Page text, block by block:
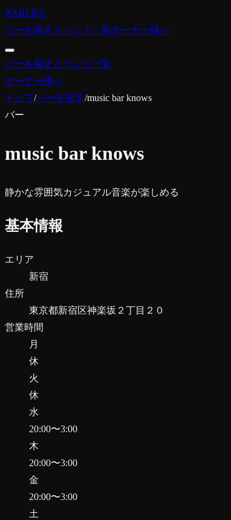
BARLIFE
バーを探すイベント一覧オーナー様へ
バーを探すイベント一覧
オーナー様へ
トップ/バーを探す/music bar knows
バー
music bar knows
静かな雰囲気カジュアル音楽が楽しめる
基本情報
エリア
新宿
住所
東京都新宿区神楽坂２丁目２０
営業時間
月
休
火
休
水
20:00〜3:00
木
20:00〜3:00
金
20:00〜3:00
土